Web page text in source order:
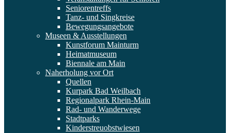
Seniorentreffs
Tanz- und Singkreise
Bewegungsangebote
Museen & Ausstellungen
Kunstforum Mainturm
Heimatmuseum
Biennale am Main
Naherholung vor Ort
Quellen
Kurpark Bad Weilbach
Regionalpark Rhein-Main
Rad- und Wanderwege
Stadtparks
Kinderstreuobstwiesen